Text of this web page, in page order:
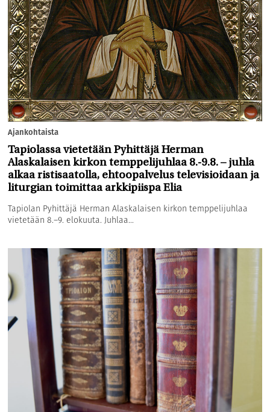
Ajankohtaista
Tapiolassa vietetään Pyhittäjä Herman
Alaskalaisen kirkon temppelijuhlaa 8.-9.8. – juhla
alkaa ristisaatolla, ehtoopalvelus televisioidaan ja
liturgian toimittaa arkkipiispa Elia
Tapiolan Pyhittäjä Herman Alaskalaisen kirkon temppelijuhlaa
vietetään 8.–9. elokuuta. Juhlaa...